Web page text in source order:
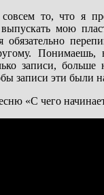
то, что я
выпускать мою
обязательно
Понимаешь,
записи,
записи эти были
«С чего